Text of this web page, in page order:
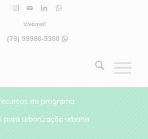
Webmail
(79) 99986-5308
do programa
para arborização urbana